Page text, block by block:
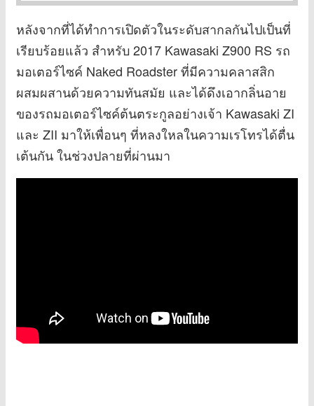
หลังจากที่ได้ทำการเปิดตัวในระดับสากลกันไปเป็นที่
เรียบร้อยแล้ว สำหรับ 2017 Kawasaki Z900 RS รถ
มอเตอร์ไซค์ Naked Roadster ที่มีความคลาสสิก
ผสมผสานด้วยความทันสมัย และได้ดึงเอากลิ่นอาย
ของรถมอเตอร์ไซค์ต้นตระกูลอย่างเจ้า Kawasaki ZI
และ ZII มาให้เพื่อนๆ ที่หลงใหลในความเรโทรได้ตื่น
เต้นกัน ในช่วงปลายที่ผ่านมา